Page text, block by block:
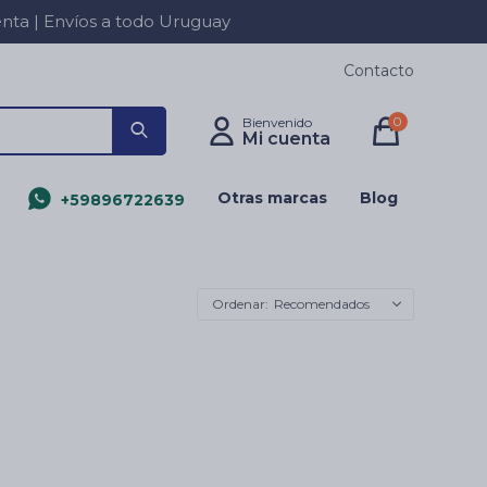
| Envíos a todo Uruguay
+59896722639 Otras marcas Blog
0
Contacto
Recomendados